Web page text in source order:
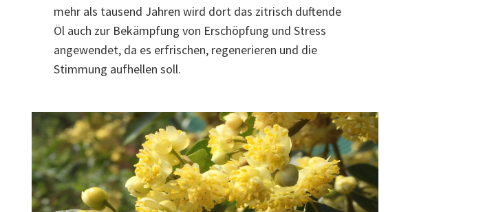
mehr als tausend Jahren wird dort das zitrisch duftende
Öl auch zur Bekämpfung von Erschöpfung und Stress
angewendet, da es erfrischen, regenerieren und die
Stimmung aufhellen soll.